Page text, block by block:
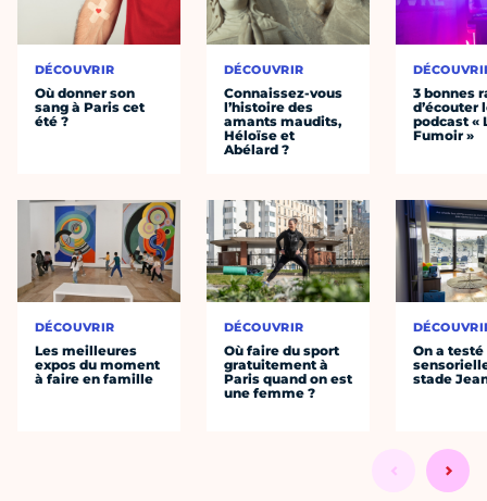
DÉCOUVRIR
Où donner son
sang à Paris cet
été ?
DÉCOUVRIR
Les meilleures
expos du moment
à faire en famille
DÉCOUVRIR
Connaissez-vous
l’histoire des
amants maudits,
Héloïse et
Abélard ?
DÉCOUVRIR
Où faire du sport
gratuitement à
Paris quand on est
une femme ?
3 bonnes
d’écouter
podcast «
Fumoir »
On a
stade